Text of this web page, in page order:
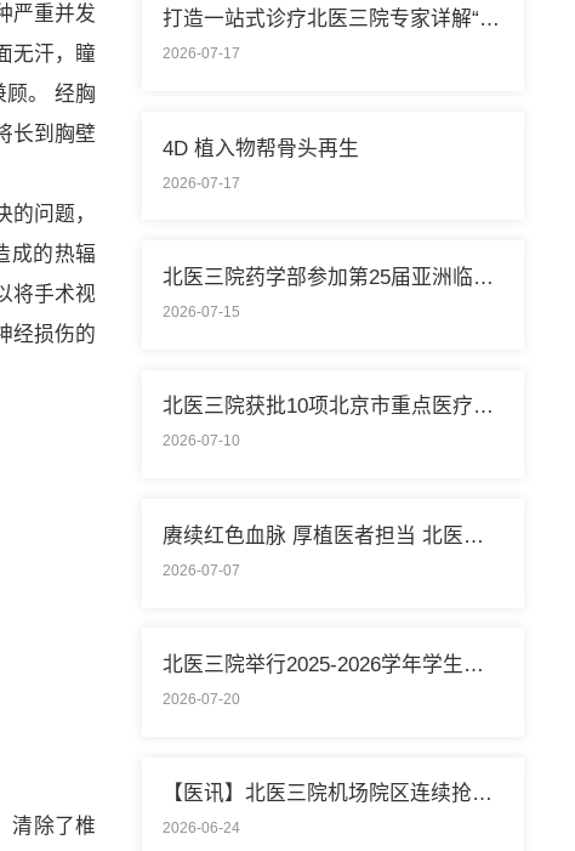
严重并发
无汗，瞳
顾。 经胸
长到胸壁
问题，
成的热辐
将手术视
经损伤的
清除了椎
打造一站式诊疗北医三院专家详解“控糖”新模式
2026-07-17
4D 植入物帮骨头再生
2026-07-17
北医三院药学部参加第25届亚洲临床药学大会
2026-07-15
北医三院获批10项北京市重点医疗技术临床应用培训基地
2026-07-10
赓续红色血脉 厚植医者担当 北医三院开展庆祝中国共产党成立105周年系列活动
2026-07-07
北医三院举行2025-2026学年学生暑期社会实践启动仪式
2026-07-20
【医讯】北医三院机场院区连续抢救两名致死性肺栓塞外籍旅客
2026-06-24